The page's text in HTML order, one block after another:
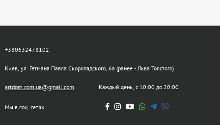
+380632478102
Киев, ул. Гетмана Павла Скоропадского, 6а (ранее - Льва Толстого)
artdom.com.ua@gmail.com Каждый день, с 10:00 до 20:00
Мы в соц. сетях